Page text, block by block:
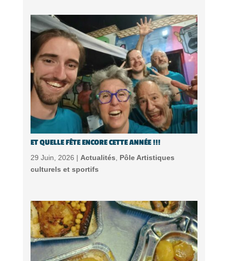
ET QUELLE FÊTE ENCORE CETTE ANNÉE !!!
29 Juin, 2026 | Actualités
Pôle Artistiques
culturels et sportifs